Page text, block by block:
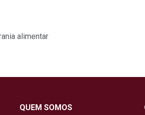
alimentar
QUEM SOMOS